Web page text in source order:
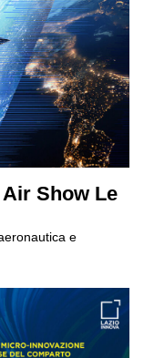
Show Le
e